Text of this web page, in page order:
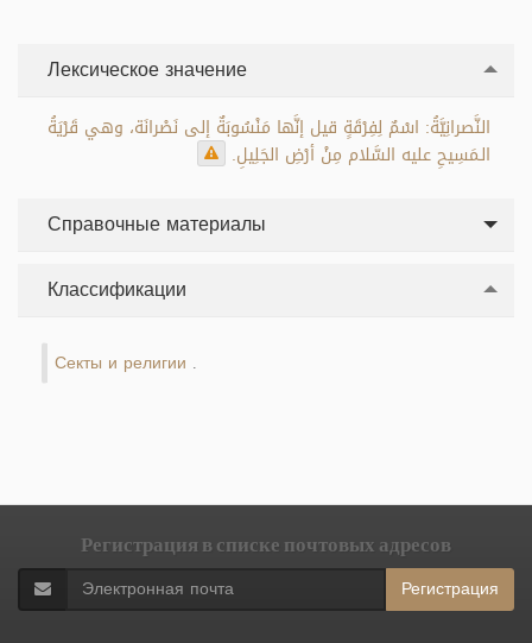
Лексическое значение
النَّصرانِيَّةُ: اسْمٌ لِفِرْقَةٍ قيل إنَّها مَنْسُوبَةٌ إلى نَصْرانَة، وهي قَرْيَةُ
الـمَسِيحِ عليه السَّلام مِنْ أرْضِ الجَلِيلِ.
Справочные материалы
Классификации
Секты и религии
Регистрация в списке почтовых адресов
Регистрация